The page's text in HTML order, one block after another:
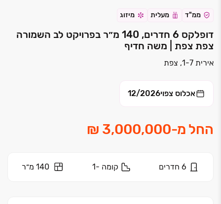
ממ"ד מעלית מיזוג
דופלקס 6 חדרים, 140 מ״ר בפרויקט לב השמורה
צפת צפת | משה חדיף
אירית 1-7, צפת
אכלוס צפוי12/2026
החל מ-
6 חדרים קומה -1 140 מ״ר